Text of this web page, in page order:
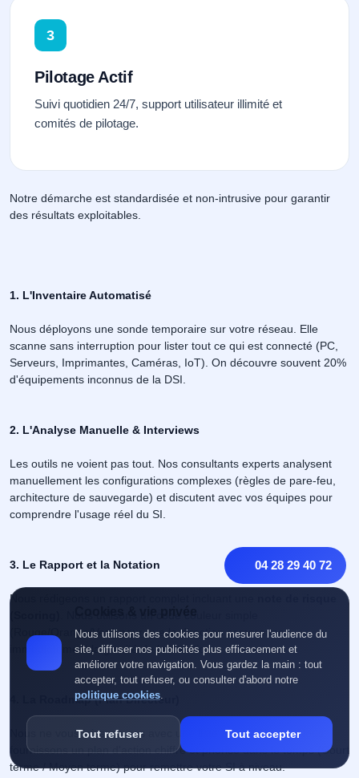
04 28 29 40 72
Nous utilisons des cookies pour mesurer l'audience du
site, diffuser nos publicités plus efficacement et
améliorer votre navigation. Vous gardez la main : tout
accepter, tout refuser, ou consulter d'abord notre
politique cookies.
Tout refuser Tout accepter
3
Pilotage Actif
Suivi quotidien 24/7, support utilisateur illimité et
comités de pilotage.
Notre démarche est standardisée et non-intrusive pour garantir
des résultats exploitables.
1. L'Inventaire Automatisé
Nous déployons une sonde temporaire sur votre réseau. Elle
scanne sans interruption pour lister tout ce qui est connecté (PC,
Serveurs, Imprimantes, Caméras, IoT). On découvre souvent 20%
d'équipements inconnus de la DSI.
2. L'Analyse Manuelle & Interviews
Les outils ne voient pas tout. Nos consultants experts analysent
manuellement les configurations complexes (règles de pare-feu,
architecture de sauvegarde) et discutent avec vos équipes pour
comprendre l'usage réel du SI.
3. Le Rapport et la Notation
Nous rédigeons un rapport complet incluant une
(Rouge/Orange/Vert) pour que la direction comprenne
immédiatement la gravité de la situation.
4. La Roadmap (Plan Directeur)
Nous ne vous laissons pas avec une liste de problèmes. Nous
fournissons un plan d'action chiffré et priorisé dans le temps (Court
terme / Moyen terme) pour remettre votre SI à niveau.